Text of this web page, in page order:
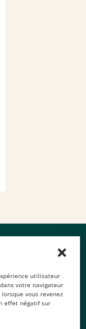
utilisateur
votre navigateur
vous revenez
effet négatif sur